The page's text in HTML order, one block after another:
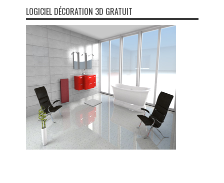
LOGICIEL DÉCORATION 3D GRATUIT